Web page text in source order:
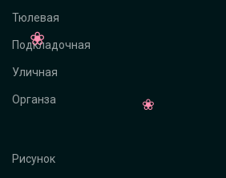
Тюлевая
Подкладочная
Уличная
Органза
Рисунок